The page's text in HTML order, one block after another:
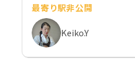
最寄り駅非公開
Keiko.Y